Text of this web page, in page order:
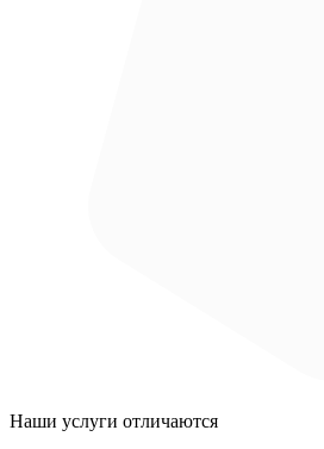
Наши услуги отличаются